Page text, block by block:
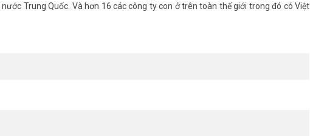
EXIR 2.0,
không có /NF)
Trung Quốc. Và hơn 16 các công ty con ở trên toàn thế giới trong đó có Việt